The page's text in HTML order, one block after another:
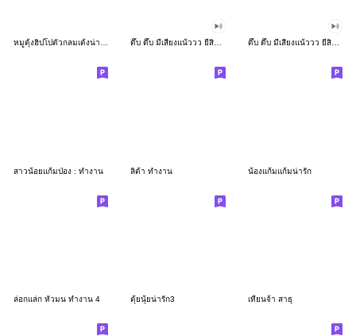
หมูดุ้งฮิปโปตัวกลมเด้งน่ารัก ดึ๊บ ดึ๊บ มีเสียงแน้ววว ยี่สิบเจ็ด ดึ๊บ ดึ๊บ มีเสียงแน้ววว ยี่สิบหก
สาวน้อยแก้มป่อง : ทำงาน ลิต้า ทำงาน น้องแก้มแก้มน่ารัก
ล่อกแล่ก หัวมน ทำงาน 4 ตุ้ยนุ้ยน่ารัก3 เทียนจ้า สาธุ